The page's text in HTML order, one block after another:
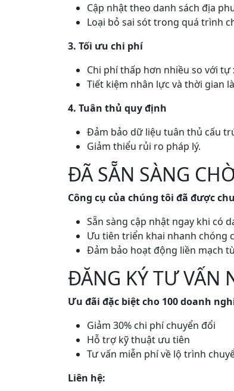
Cập nhật theo danh sách địa
Loại bỏ sai sót trong quá trình
3. Tối ưu chi phí
Chi phí thấp hơn nhiều so với
Tiết kiệm nhân lực và thời gian
4. Tuân thủ quy định
Đảm bảo dữ liệu tuân thủ cấu
Giảm thiểu rủi ro pháp lý.
ĐÃ SẴN SÀNG
Công cụ của chúng tôi đã được
Sẵn sàng cập nhật ngay khi có
Ưu tiên triển khai nhanh chóng
Đảm bảo hoạt động liền mạch
ĐĂNG KÝ TƯ VẤN
Ưu đãi đặc biệt cho 100 doanh
Giảm 30% chi phí chuyển đổi
Hỗ trợ kỹ thuật ưu tiên
Tư vấn miễn phí về lộ trình
Liên hệ: